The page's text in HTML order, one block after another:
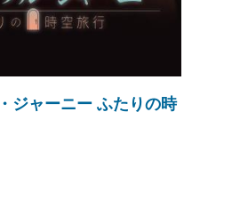
ジャーニー ふたりの時